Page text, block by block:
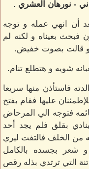
- نورهان العشري .
أن انهي عمله و توجه
فبحث بعيناه و لكنه لم
و قالت بصوت خفيض.
شويه و هتطلع تنام.
فاستأذن منها سريعا
عليها فقام بفتح
فتوجه الي المرحاض
بقلق فلم يجد أحد
من الخلف فالتفت ليري
و شعر بجسده بالكامل
التي ترتدي بذله رقص